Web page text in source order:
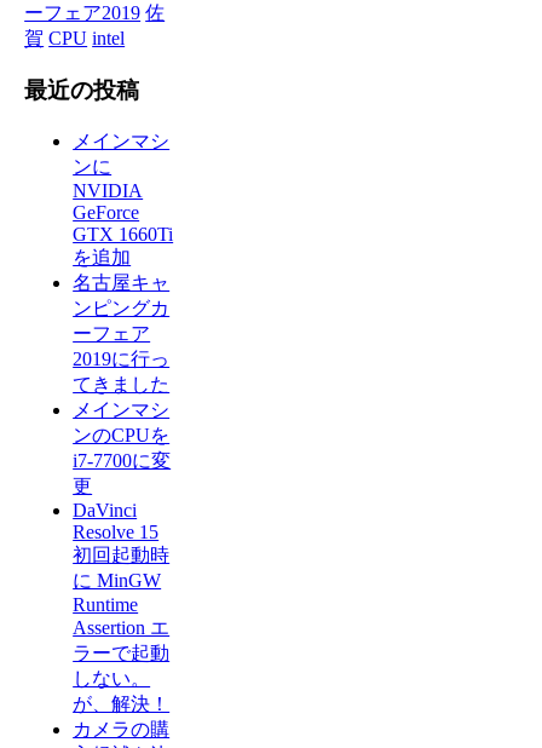
ーフェア2019 佐
賀 CPU intel
最近の投稿
メインマシ
ンに
NVIDIA
GeForce
GTX 1660Ti
を追加
名古屋キャ
ンピングカ
ーフェア
2019に行っ
てきました
メインマシ
ンのCPUを
i7-7700に変
更
DaVinci
Resolve 15
初回起動時
に MinGW
Runtime
Assertion エ
ラーで起動
しない。
が、解決！
カメラの購